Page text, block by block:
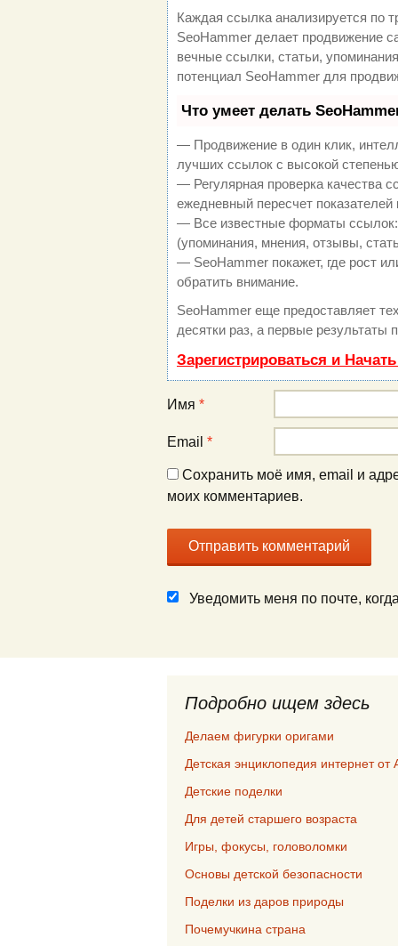
Каждая ссылка анализируется по
SeoHammer делает продвижение
вечные ссылки, статьи,
потенциал SeoHammer для
Что умеет делать
— Продвижение в один клик,
лучших ссылок с высокой
— Регулярная проверка качества
ежедневный пересчет показателей
— Все известные форматы
(упоминания, мнения, отзывы,
— SeoHammer покажет, где рост
обратить внимание.
SeoHammer еще предоставляет
десятки раз, а первые результаты
Зарегистрироваться и
Имя *
Email *
Сохранить моё имя, email и
моих комментариев.
Уведомить меня по почте,
Подробно ищем здесь
Делаем фигурки оригами
Детская энциклопедия интернет от
Детские поделки
Для детей старшего возраста
Игры, фокусы, головоломки
Основы детской безопасности
Поделки из даров природы
Почемучкина страна